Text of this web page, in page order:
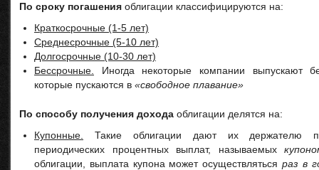
По сроку погашения облигации классифицируются на:
Краткосрочные (1-5 лет)
Среднесрочные (5-10 лет)
Долгосрочные (10-30 лет)
Бессрочные.
Иногда некоторые компании выпускают
которые пускаются в «свободное плавание»
По способу получения дохода облигации делятся на:
Купонные.
Такие облигации дают их держателю
периодических процентных выплат, называемых
облигации, выплата купона может осуществлятьсяраз в